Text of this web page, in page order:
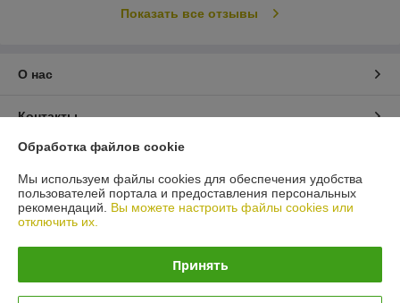
Показать все отзывы
О нас
Контакты
Доставка и оплата
График работы
Политика обработки cookies
Обработка файлов cookie
Мы используем файлы cookies для обеспечения удобства
пользователей портала и предоставления персональных
рекомендаций. Вы можете настроить файлы cookies или
отключить их.
Принять